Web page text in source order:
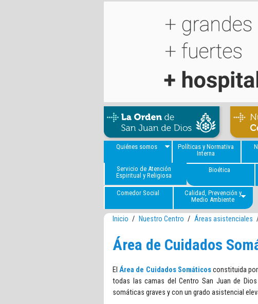
Quiénes somos
Políticas y Normativa
Interna
Servicio de Atención
Espiritual y Religiosa
Bioética
Comedor Social
Calidad, Prevención y
Medio Ambiente
Inicio / Nuestro Centro / Áreas asistenciales
Área de Cuidados
ElÁrea de Cuidados Somáticosconstituida por
todas las camas del Centro San Juan de
somáticas graves y con un grado asistencial